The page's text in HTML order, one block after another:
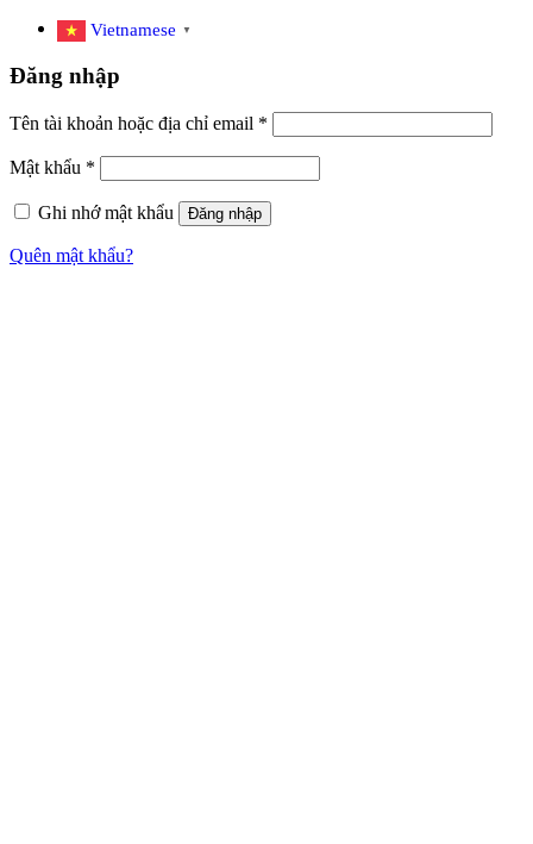
Vietnamese ▼
Đăng nhập
Tên tài khoản hoặc địa chỉ email *
Mật khẩu *
Ghi nhớ mật khẩu Đăng nhập
Quên mật khẩu?